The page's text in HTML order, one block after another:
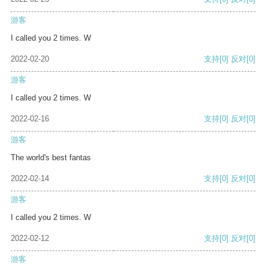
游客
I called you 2 times. W
2022-02-20 支持[0] 反对[0]
游客
I called you 2 times. W
2022-02-16 支持[0] 反对[0]
游客
The world's best fantas
2022-02-14 支持[0] 反对[0]
游客
I called you 2 times. W
2022-02-12 支持[0] 反对[0]
游客